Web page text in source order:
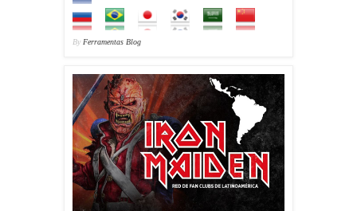
By Ferramentas Blog